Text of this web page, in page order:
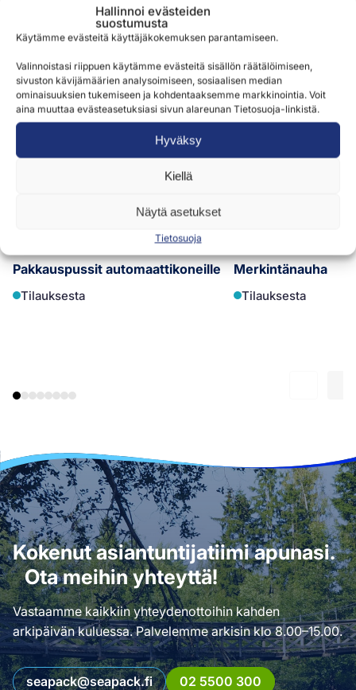
Hallinnoi evästeiden
suostumusta
Käytämme evästeitä käyttäjäkokemuksen parantamiseen.
Valinnoistasi riippuen käytämme evästeitä sisällön räätälöimiseen,
sivuston kävijämäärien analysoimiseen, sosiaalisen median
ominaisuuksien tukemiseen ja kohdentaaksemme markkinointia. Voit
aina muuttaa evästeasetuksiasi sivun alareunan Tietosuoja-linkistä.
Hyväksy
Kiellä
Näytä asetukset
Tietosuoja
Samankaltaisia tuotteita
Pakkauspussit automaattikoneille
Tilauksesta
Merkintänauha
Tilauksesta
Kokenut asiantuntijatiimi apunasi.
Ota meihin yhteyttä!
Vastaamme kaikkiin yhteydenottoihin kahden
arkipäivän kuluessa. Palvelemme arkisin klo 8.00–15.00.
seapack@seapack.fi 02 5500 300